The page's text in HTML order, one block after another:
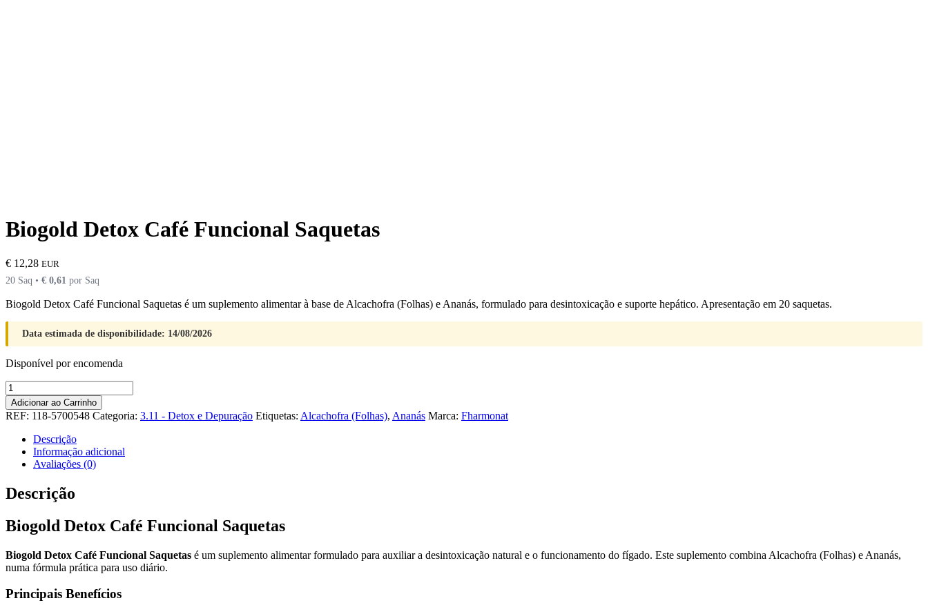
Biogold Detox Café Funcional Saquetas
€ 12,28 EUR
20 Saq • € 0,61 por Saq
Biogold Detox Café Funcional Saquetas é um suplemento alimentar à base de Alcachofra (Folhas) e Ananás, formulado para desintoxicação e suporte hepático. Apresentação em 20 saquetas.
Data estimada de disponibilidade: 14/08/2026
Disponível por encomenda
Quantidade
de
Biogold
Detox
Café
Funcional
Saquetas
Adicionar ao Carrinho
REF: 118-5700548 Categoria: 3.11 - Detox e Depuração Etiquetas: Alcachofra (Folhas), Ananás Marca: Fharmonat
Descrição
Informação adicional
Avaliações (0)
Descrição
Biogold Detox Café Funcional Saquetas
Biogold Detox Café Funcional Saquetas é um suplemento alimentar formulado para auxiliar a desintoxicação natural e o funcionamento do fígado. Este suplemento combina Alcachofra (Folhas) e Ananás,
numa fórmula prática para uso diário.
Principais Benefícios